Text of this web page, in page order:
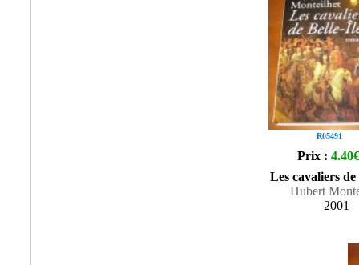
R05491
Prix : 4.40€
Les cavaliers
Hubert
2001